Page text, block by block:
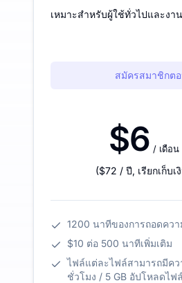
เหมาะสำหรับผู้ใช้ทั่วไปและงา
สมัครสมาชิกต
$6 / เดือน
($72 / ปี, เรียกเก็บเ
1200 นาทีของการถอดควา
$10 ต่อ 500 นาทีเพิ่มเติม
ไฟล์แต่ละไฟล์สามารถมีคว
ชั่วโมง / 5 GB อัปโหลดไฟ